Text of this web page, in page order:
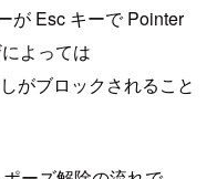
が Esc キーで Pointer
よっては
がブロックされること